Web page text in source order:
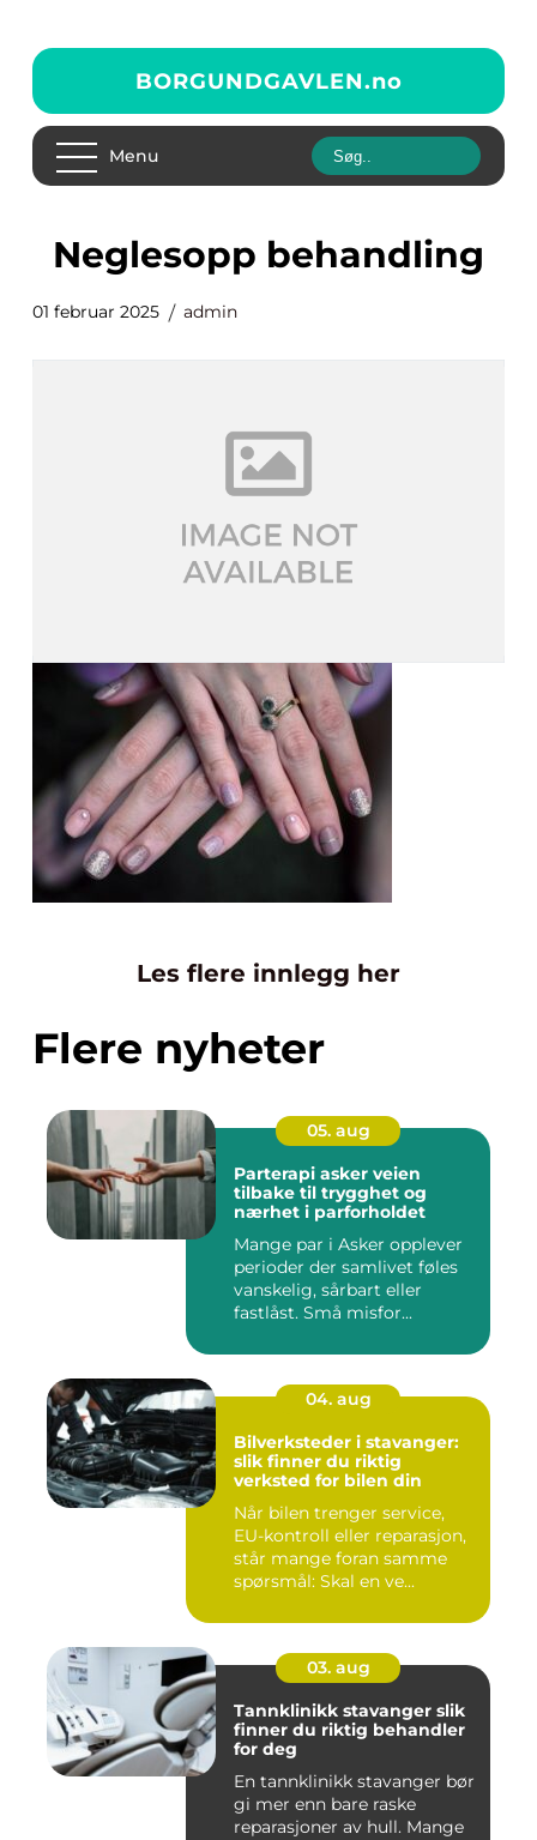
BORGUNDGAVLEN.no
Menu
Neglesopp behandling
01 februar 2025 admin
Les flere innlegg her
Flere nyheter
05. aug
Parterapi asker veien
tilbake til trygghet og
nærhet i parforholdet
Mange par i Asker opplever
perioder der samlivet føles
vanskelig, sårbart eller
fastlåst. Små misfor...
04. aug
Bilverksteder i stavanger:
slik finner du riktig
verksted for bilen din
Når bilen trenger service,
EU-kontroll eller reparasjon,
står mange foran samme
spørsmål: Skal en ve...
03. aug
Tannklinikk stavanger slik
finner du riktig behandler
for deg
En tannklinikk stavanger bør
gi mer enn bare raske
reparasjoner av hull. Mange